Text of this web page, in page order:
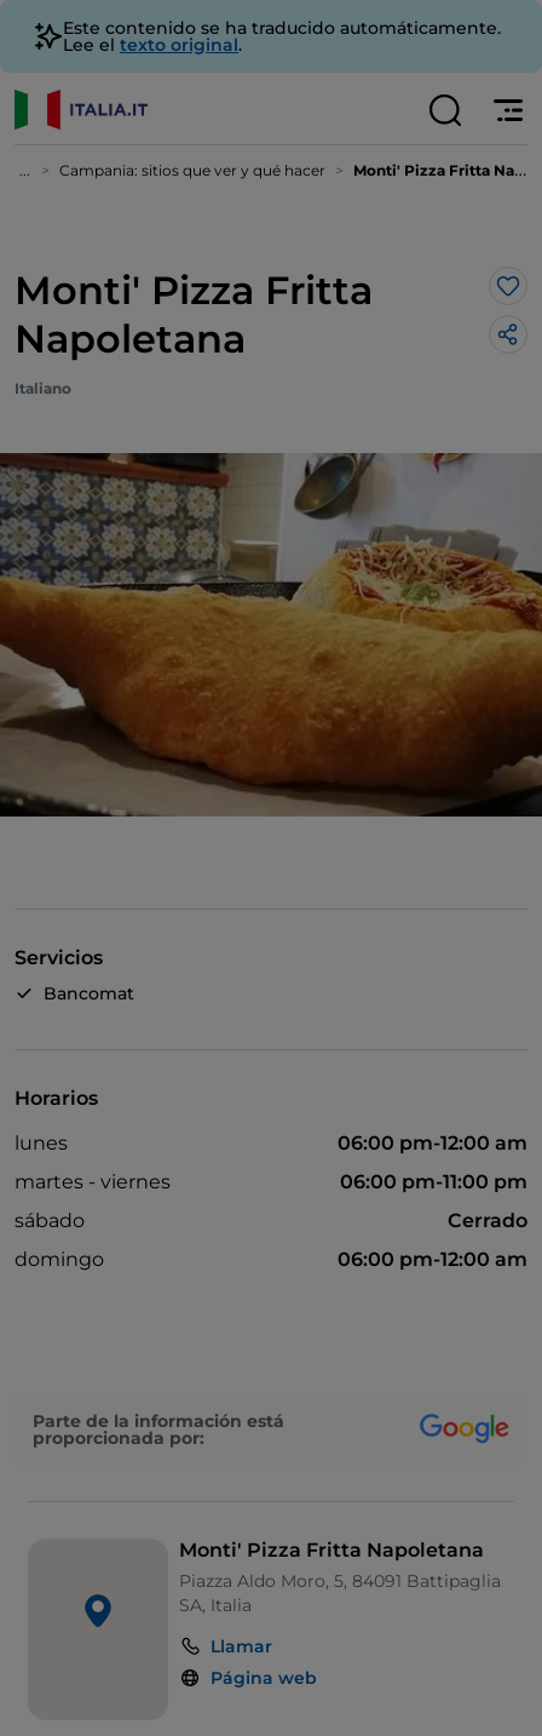
Este contenido se ha traducido automáticamente.
Lee el texto original.
... Campania: sitios que ver y qué hacer Monti' Pizza Fritta Napoletana
Monti' Pizza Fritta
Napoletana
Me
Italiano
Servicios
Bancomat
Horarios
lunes
06:00 pm-12:00 am
martes - viernes
06:00 pm-11:00 pm
sábado
Cerrado
domingo
06:00 pm-12:00 am
Parte de la información está
proporcionada por:
Monti' Pizza Fritta Napoletana
Piazza Aldo Moro, 5, 84091 Battipaglia
SA, Italia
Llamar
Página web